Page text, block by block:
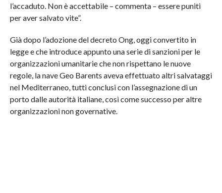
l’accaduto. Non è accettabile – commenta – essere puniti
per aver salvato vite”.
Già dopo l’adozione del decreto Ong, oggi convertito in
legge e che introduce appunto una serie di sanzioni per le
organizzazioni umanitarie che non rispettano le nuove
regole, la nave Geo Barents aveva effettuato altri salvataggi
nel Mediterraneo, tutti conclusi con l’assegnazione di un
porto dalle autorità italiane, così come successo per altre
organizzazioni non governative.